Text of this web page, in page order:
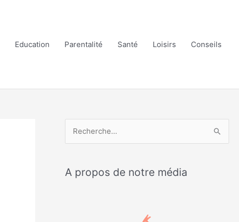
Education Parentalité Santé Loisirs Conseils
hA propos de notre média